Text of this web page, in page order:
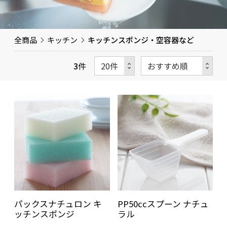
全商品 キッチン キッチンスポンジ・空容器など
3件
パックスナチュロン キ
ッチンスポンジ
PP50ccスプーン ナチュ
ラル